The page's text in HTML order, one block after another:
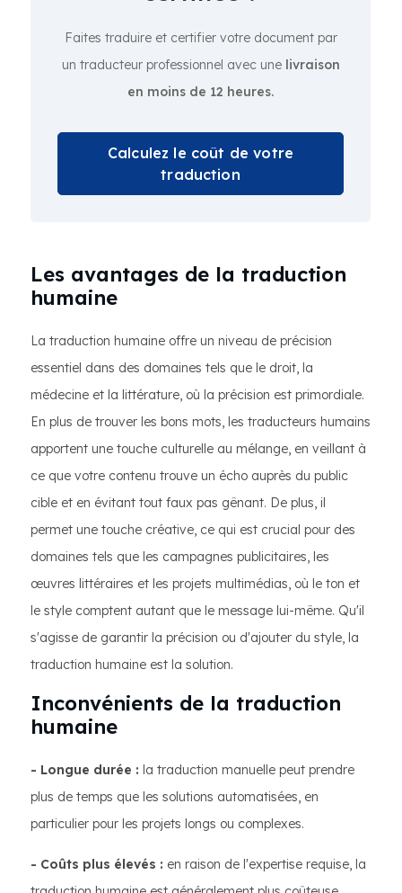
Faites traduire et certifier votre document par
un traducteur professionnel avec une livraison
en moins de 12 heures.
Calculez le coût de votre
traduction
Les avantages de la traduction
humaine
La traduction humaine offre un niveau de précision
essentiel dans des domaines tels que le droit, la
médecine et la littérature, où la précision est primordiale.
En plus de trouver les bons mots, les traducteurs humains
apportent une touche culturelle au mélange, en veillant à
ce que votre contenu trouve un écho auprès du public
cible et en évitant tout faux pas gênant. De plus, il
permet une touche créative, ce qui est crucial pour des
domaines tels que les campagnes publicitaires, les
œuvres littéraires et les projets multimédias, où le ton et
le style comptent autant que le message lui-même. Qu'il
s'agisse de garantir la précision ou d'ajouter du style, la
traduction humaine est la solution.
Inconvénients de la traduction
humaine
- Longue durée : la traduction manuelle peut prendre
plus de temps que les solutions automatisées, en
particulier pour les projets longs ou complexes.
- Coûts plus élevés : en raison de l'expertise requise, la